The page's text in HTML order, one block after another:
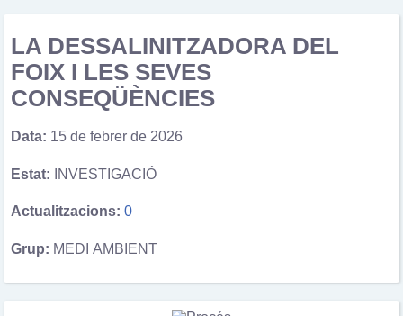
LA DESSALINITZADORA DEL
FOIX I LES SEVES
CONSEQÜÈNCIES
Data: 15 de febrer de 2026
Estat: INVESTIGACIÓ
Actualitzacions: 0
Grup: MEDI AMBIENT